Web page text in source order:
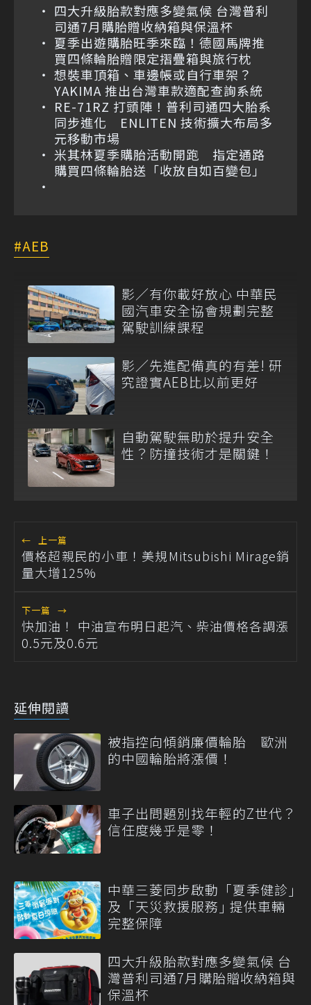
四大升級胎款對應多變氣候 台灣普利
司通7月購胎贈收納箱與保溫杯
夏季出遊購胎旺季來臨！德國馬牌推
買四條輪胎贈限定摺疊箱與旅行枕
想裝車頂箱、車邊帳或自行車架？
YAKIMA 推出台灣車款適配查詢系統
RE-71RZ 打頭陣！普利司通四大胎系
同步進化 ENLITEN 技術擴大布局多
元移動市場
米其林夏季購胎活動開跑 指定通路
購買四條輪胎送「收放自如百變包」
AEB
影／有你載好放心 中華民
國汽車安全協會規劃完整
駕駛訓練課程
影／先進配備真的有差! 研
究證實AEB比以前更好
自動駕駛無助於提升安全
性？防撞技術才是關鍵！
← 上一篇
價格超親民的小車！美規Mitsubishi Mirage銷
量大增125%
下一篇 →
快加油！ 中油宣布明日起汽、柴油價格各調漲
0.5元及0.6元
延伸閱讀
被指控向傾銷廉價輪胎 歐洲
的中國輪胎將漲價！
車子出問題別找年輕的Z世代？
信任度幾乎是零！
中華三菱同步啟動「夏季健診｣
及「天災救援服務｣ 提供車輛
完整保障
四大升級胎款對應多變氣候 台
灣普利司通7月購胎贈收納箱與
保溫杯